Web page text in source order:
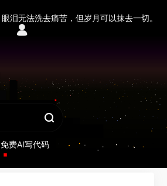
眼泪无法洗去痛苦，但岁月可以抹去一切。
免费AI写代码